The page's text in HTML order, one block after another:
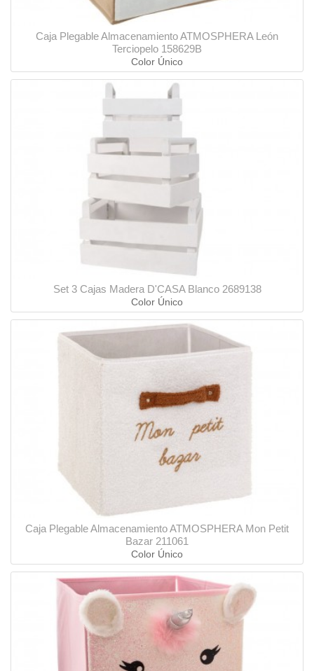
Caja Plegable Almacenamiento ATMOSPHERA León
Terciopelo 158629B
Color Único
Set 3 Cajas Madera D'CASA Blanco 2689138
Color Único
Caja Plegable Almacenamiento ATMOSPHERA Mon Petit
Bazar 211061
Color Único